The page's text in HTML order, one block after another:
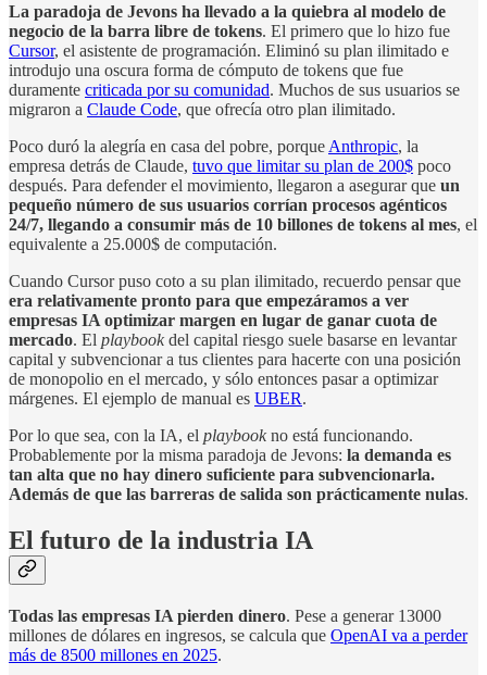
La paradoja de Jevons ha llevado a la quiebra al modelo de
negocio de la barra libre de tokens. El primero que lo hizo fue
Cursor, el asistente de programación. Eliminó su plan ilimitado e
introdujo una oscura forma de cómputo de tokens que fue
duramente criticada por su comunidad. Muchos de sus usuarios se
migraron a Claude Code, que ofrecía otro plan ilimitado.
Poco duró la alegría en casa del pobre, porque Anthropic, la
empresa detrás de Claude, tuvo que limitar su plan de 200$ poco
después. Para defender el movimiento, llegaron a asegurar que un
pequeño número de sus usuarios corrían procesos agénticos
24/7, llegando a consumir más de 10 billones de tokens al mes, el
equivalente a 25.000$ de computación.
Cuando Cursor puso coto a su plan ilimitado, recuerdo pensar que
era relativamente pronto para que empezáramos a ver
empresas IA optimizar margen en lugar de ganar cuota de
mercado. El playbook del capital riesgo suele basarse en levantar
capital y subvencionar a tus clientes para hacerte con una posición
de monopolio en el mercado, y sólo entonces pasar a optimizar
márgenes. El ejemplo de manual es UBER.
Por lo que sea, con la IA, el playbook no está funcionando.
Probablemente por la misma paradoja de Jevons: la demanda es
tan alta que no hay dinero suficiente para subvencionarla.
Además de que las barreras de salida son prácticamente nulas.
El futuro de la industria IA
Todas las empresas IA pierden dinero. Pese a generar 13000
millones de dólares en ingresos, se calcula que OpenAI va a perder
más de 8500 millones en 2025.